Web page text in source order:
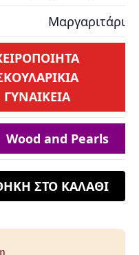
Μαργαριτάρι
ΓΥΝΑΙΚΕΙΑ
Wood and Pearls
ΣΤΟ ΚΑΛΑΘΙ